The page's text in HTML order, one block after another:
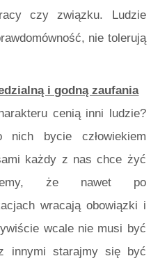
czy związku. Ludzie
nie tolerują
i godną zaufania
cenią inni ludzie?
bycie człowiekiem
każdy z nas chce żyć
że nawet po
wracają obowiązki i
wcale nie musi być
innymi starajmy się być